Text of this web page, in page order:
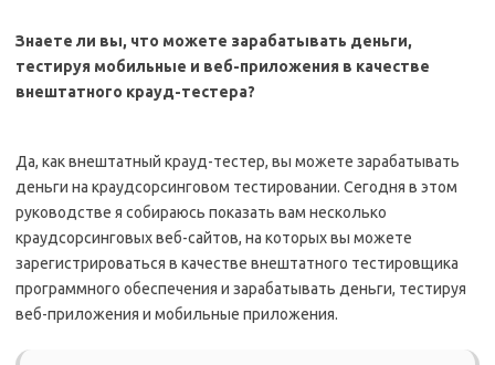
Знаете ли вы, что можете зарабатывать деньги,
тестируя мобильные и веб-приложения в качестве
внештатного крауд-тестера?
Да, как внештатный крауд-тестер, вы можете зарабатывать
деньги на краудсорсинговом тестировании. Сегодня в этом
руководстве я собираюсь показать вам несколько
краудсорсинговых веб-сайтов, на которых вы можете
зарегистрироваться в качестве внештатного тестировщика
программного обеспечения и зарабатывать деньги, тестируя
веб-приложения и мобильные приложения.